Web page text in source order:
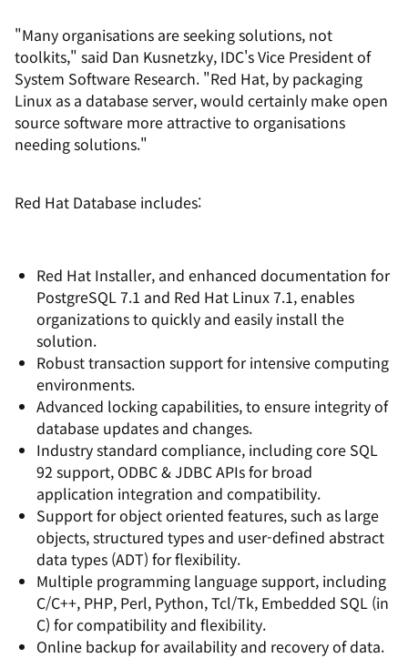
"Many organisations are seeking solutions, not
toolkits," said Dan Kusnetzky, IDC's Vice President of
System Software Research. "Red Hat, by packaging
Linux as a database server, would certainly make open
source software more attractive to organisations
needing solutions."
Red Hat Database includes:
Red Hat Installer, and enhanced documentation for
PostgreSQL 7.1 and Red Hat Linux 7.1, enables
organizations to quickly and easily install the
solution.
Robust transaction support for intensive computing
environments.
Advanced locking capabilities, to ensure integrity of
database updates and changes.
Industry standard compliance, including core SQL
92 support, ODBC & JDBC APIs for broad
application integration and compatibility.
Support for object oriented features, such as large
objects, structured types and user-defined abstract
data types (ADT) for flexibility.
Multiple programming language support, including
C/C++, PHP, Perl, Python, Tcl/Tk, Embedded SQL (in
C) for compatibility and flexibility.
Online backup for availability and recovery of data.